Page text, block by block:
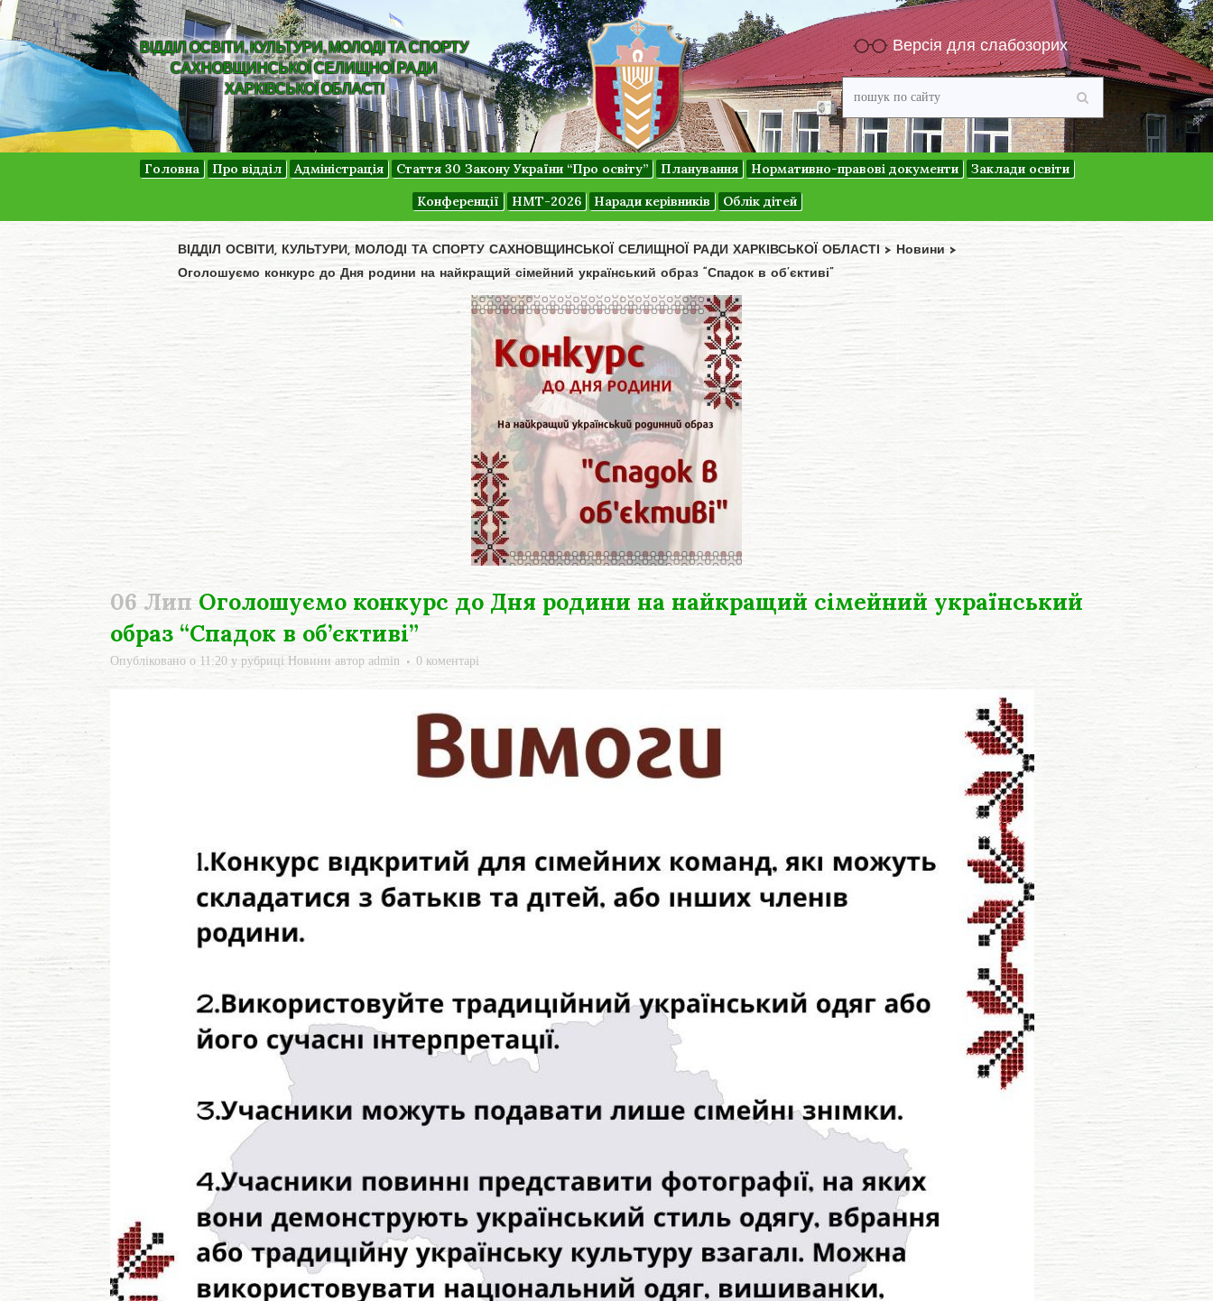
ВІДДІЛ ОСВІТИ, КУЛЬТУРИ, МОЛОДІ ТА СПОРТУ
САХНОВЩИНСЬКОЇ СЕЛИЩНОЇ РАДИ
ХАРКІВСЬКОЇ ОБЛАСТІ
Версія для слабозорих
Головна Про відділ Адміністрація Стаття 30 Закону України “Про освіту” Планування Нормативно-правові документи
Заклади освіти
Конференції
НМТ-2026 Наради керівників Облік дітей
ВІДДІЛ ОСВІТИ, КУЛЬТУРИ, МОЛОДІ ТА СПОРТУ САХНОВЩИНСЬКОЇ СЕЛИЩНОЇ РАДИ ХАРКІВСЬКОЇ ОБЛАСТІ > Новини>
Оголошуємо конкурс до Дня родини на найкращий сімейний український образ “Спадок в об’єктиві”
06 ЛипОголошуємо конкурс до Дня родини на найкращий сімейний український
образ “Спадок в об’єктиві”
Опубліковано о 11:20 у рубриці Новини автор admin 0 коментарі